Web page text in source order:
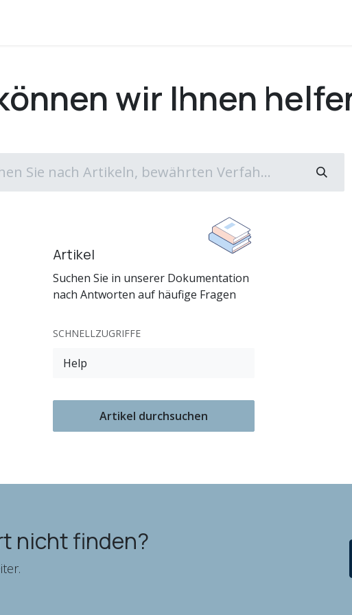
wir Ihnen
Artikel
Suchen Sie in unserer Dokumentation
nach Antworten auf häufige Fragen
SCHNELLZUGRIFFE
Help
Artikel durchsuchen
nicht finden?